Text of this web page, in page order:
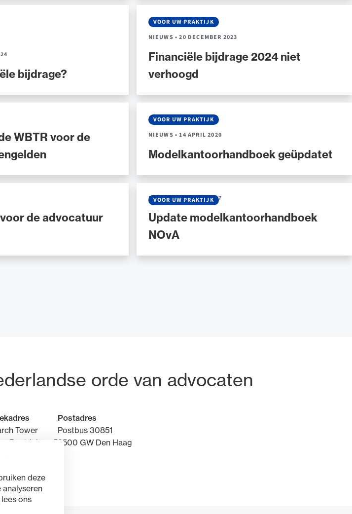
deze
ons
bijdrage?
Financiële bijdrage 2024 niet
verhoogd
VOOR UW PRAKTIJK
NIEUWS• 20 DECEMBER 2023
WBTR voor de
Modelkantoorhandboek geüpdatet
VOOR UW PRAKTIJK
NIEUWS• 14 APRIL 2020
de advocatuur
Update modelkantoorhandboek
NOvA
VOOR UW PRAKTIJK
NIEUWS•18 APRIL 2017
en postadres
orde van advocaten
Tower
Beatrixlaan 5
Postadres
Postbus 30851
2500 GW Den Haag